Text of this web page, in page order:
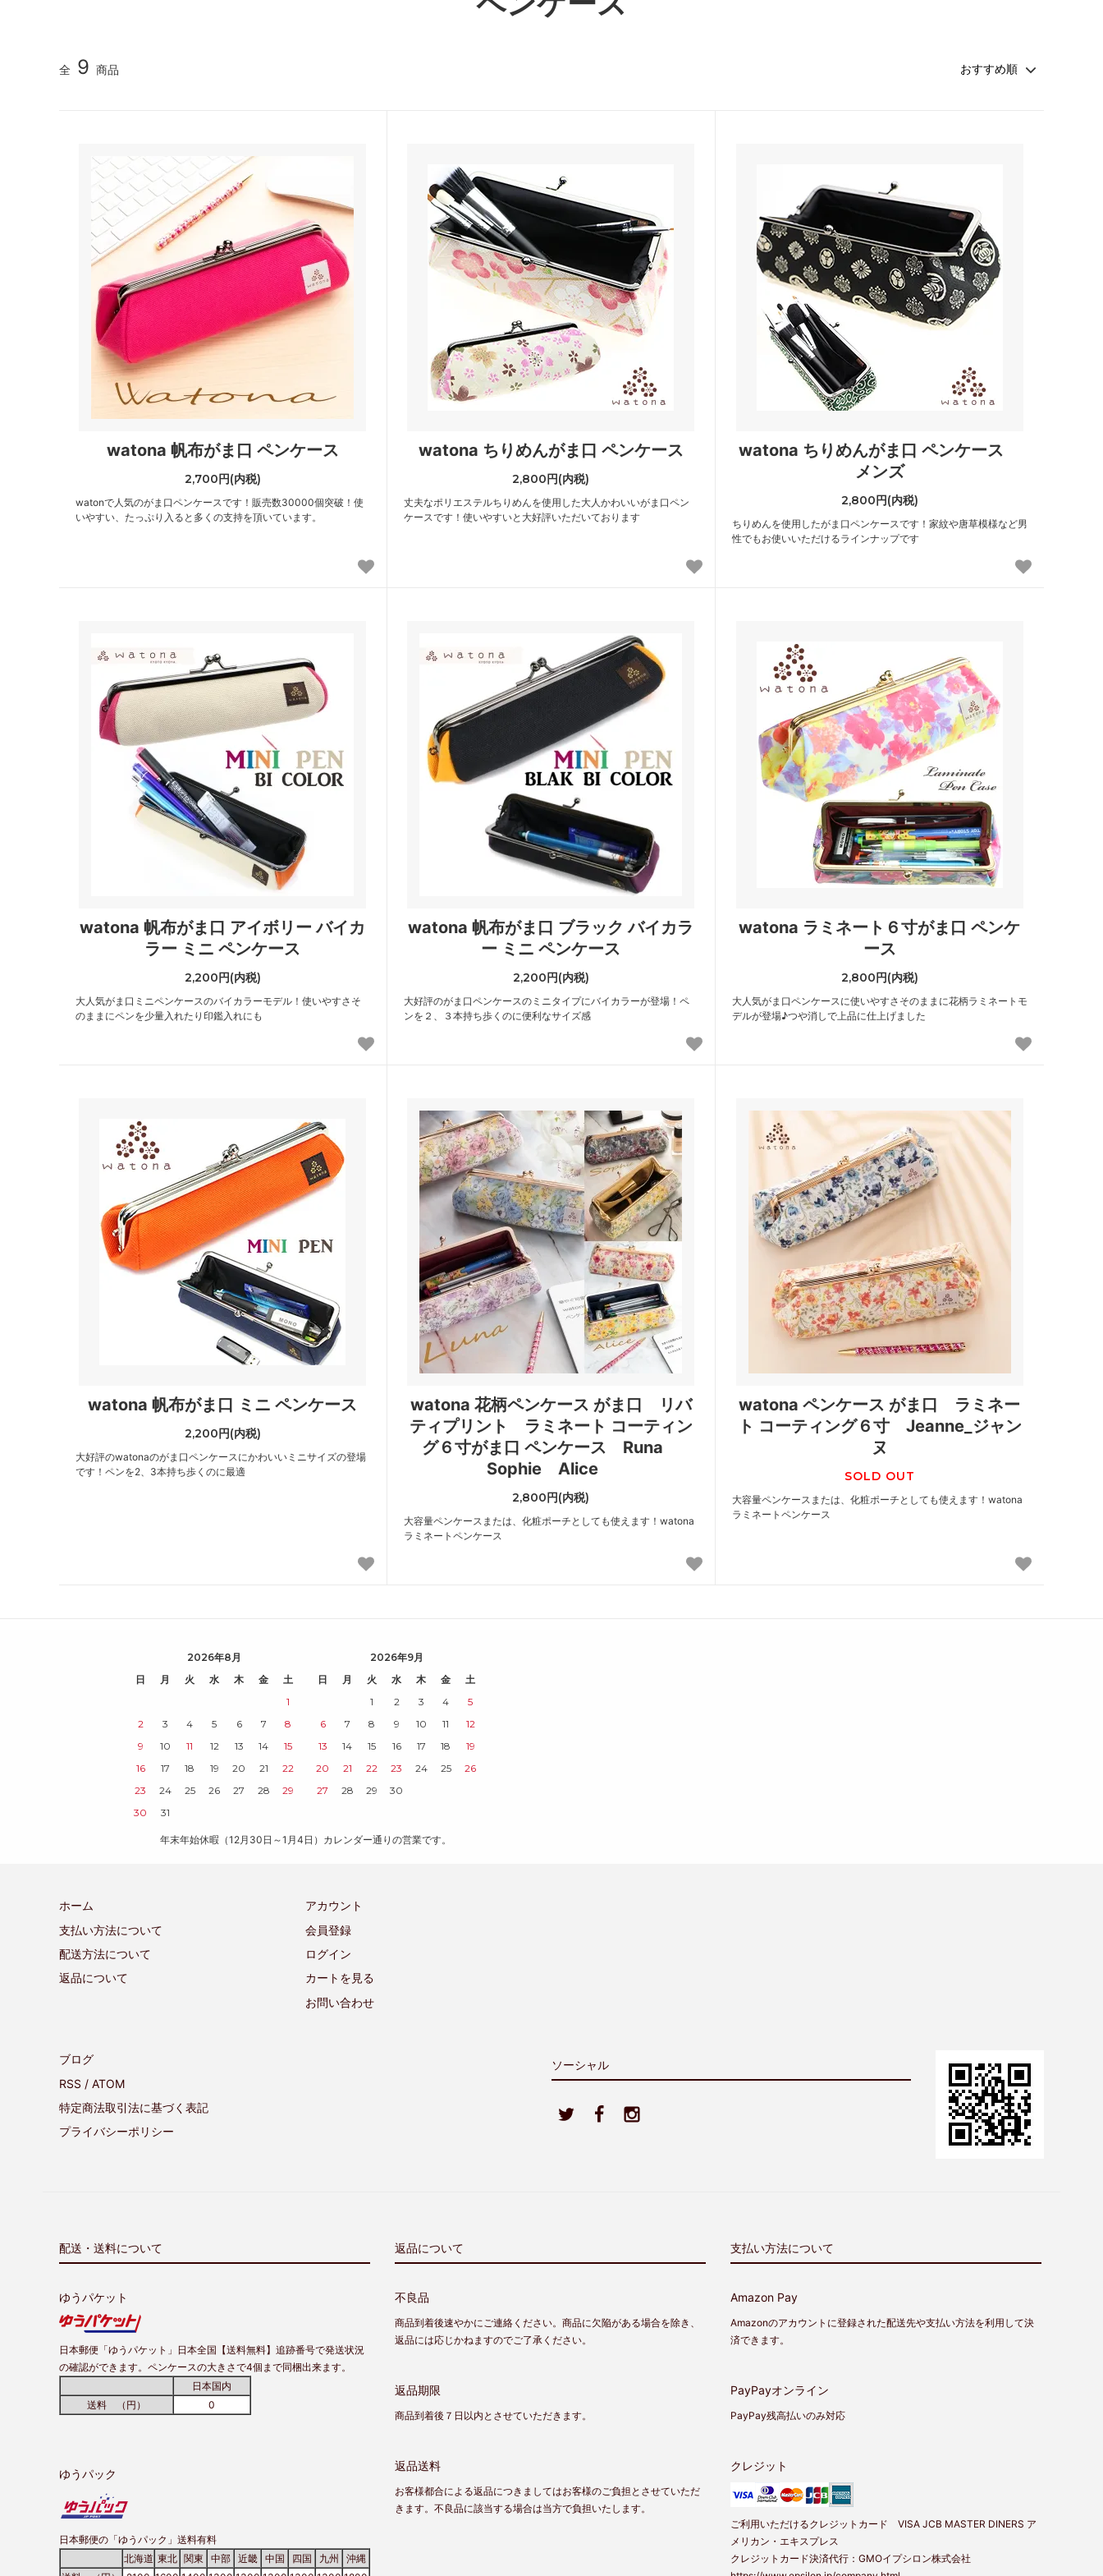
全 9 商品
watona 帆布がま口 ペンケース
2,700円(内税)
watonで人気のがま口ペンケースです！販売数30000個突破！使
いやすい、たっぷり入ると多くの支持を頂いています。
watona ちりめんがま口 ペンケース
2,800円(内税)
丈夫なポリエステルちりめんを使用した大人かわいいがま口ペン
ケースです！使いやすいと大好評いただいております
watona ちりめんがま口 ペンケース
メンズ
2,800円(内税)
ちりめんを使用したがま口ペンケースです！家紋や唐草模様など男
性でもお使いいただけるラインナップです
watona 帆布がま口 アイボリー バイカ
ラー ミニ ペンケース
2,200円(内税)
大人気がま口ミニペンケースのバイカラーモデル！使いやすさそ
のままにペンを少量入れたり印鑑入れにも
watona 帆布がま口 ブラック バイカラ
ー ミニ ペンケース
2,200円(内税)
大好評のがま口ペンケースのミニタイプにバイカラーが登場！ペ
ンを２、３本持ち歩くのに便利なサイズ感
watona ラミネート６寸がま口 ペンケ
ース
2,800円(内税)
大人気がま口ペンケースに使いやすさそのままに花柄ラミネートモ
デルが登場♪つや消しで上品に仕上げました
watona 帆布がま口 ミニ ペンケース
2,200円(内税)
大好評のwatonaのがま口ペンケースにかわいいミニサイズの登場
です！ペンを2、3本持ち歩くのに最適
watona 花柄ペンケース がま口 リバ
ティプリント ラミネート コーティン
グ６寸がま口 ペンケース Runa
Sophie Alice
2,800円(内税)
大容量ペンケースまたは、化粧ポーチとしても使えます！watona
ラミネートペンケース
watona ペンケース がま口 ラミネー
ト コーティング６寸 Jeanne_ジャン
ヌ
SOLD OUT
大容量ペンケースまたは、化粧ポーチとしても使えます！watona
ラミネートペンケース
2026年8月
日
月 火 水 木 金
土
1
2
3 4 5 6 7
8
9
10 11 12 13 14
15
16
17 18 19 20 21
22
23
24 25 26 27 28
29
30
31
2026年9月
日
月 火 水 木 金
土
1
2 3 4
5
6
7 8 9 10 11
12
13
14 15 16 17 18
19
20
21 22 23 24 25
26
27
28 29 30
年末年始休暇（12月30日～1月4日）カレンダー通りの営業です。
ホーム
支払い方法について
配送方法について
返品について
アカウント
会員登録
ログイン
カートを見る
お問い合わせ
ソーシャル
ブログ
RSS / ATOM
特定商法取引法に基づく表記
プライバシーポリシー
配送・送料について
ゆうパケット
日本郵便「ゆうパケット」日本全国【送料無料】追跡番号で発送状況
の確認ができます。ペンケースの大きさで4個まで同梱出来ます。
日本国内
送料 （円）
0
ゆうパック
日本郵便の「ゆうパック」送料有料
北海道 東北 関東 中部 近畿 中国 四国 九州
沖縄
返品について
不良品
商品到着後速やかにご連絡ください。商品に欠陥がある場合を除き、
返品には応じかねますのでご了承ください。
返品期限
商品到着後７日以内とさせていただきます。
返品送料
お客様都合による返品につきましてはお客様のご負担とさせていただ
きます。不良品に該当する場合は当方で負担いたします。
支払い方法について
Amazon Pay
Amazonのアカウントに登録された配送先や支払い方法を利用して決
済できます。
PayPayオンライン
PayPay残高払いのみ対応
クレジット
ご利用いただけるクレジットカード VISA JCB MASTER DINERS ア
メリカン・エキスプレス
クレジットカード決済代行：GMOイプシロン株式会社